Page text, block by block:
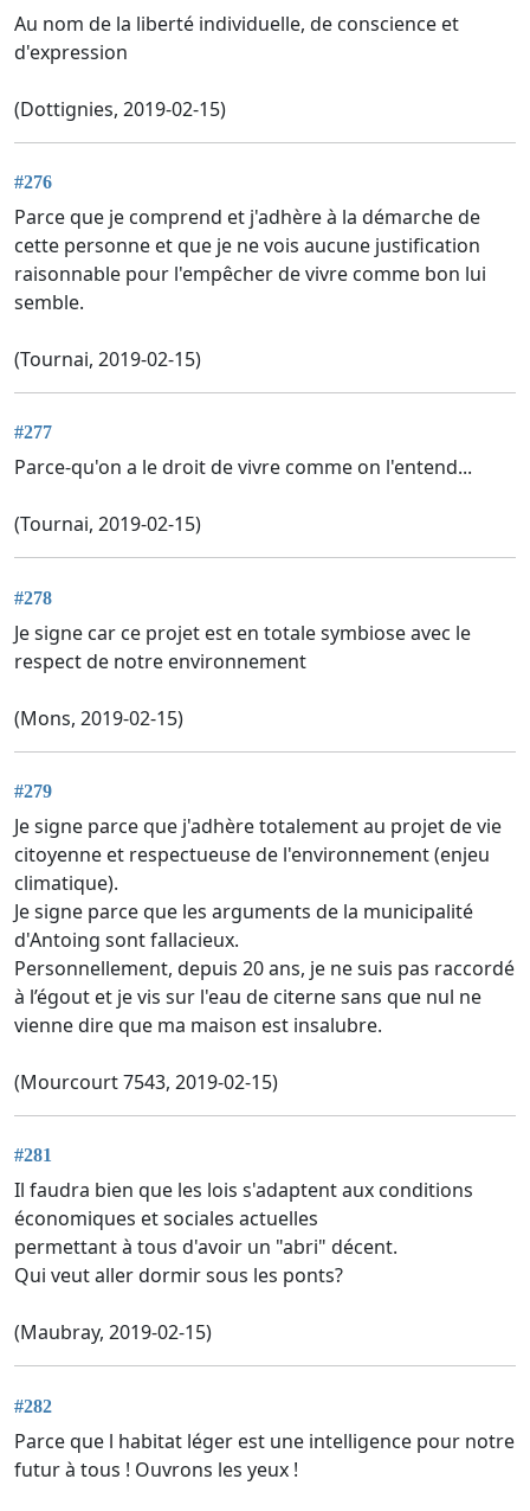
Au nom de la liberté individuelle, de conscience et
d'expression
(Dottignies, 2019-02-15)
#276
Parce que je comprend et j'adhère à la démarche de
cette personne et que je ne vois aucune justification
raisonnable pour l'empêcher de vivre comme bon lui
semble.
(Tournai, 2019-02-15)
#277
Parce-qu'on a le droit de vivre comme on l'entend...
(Tournai, 2019-02-15)
#278
Je signe car ce projet est en totale symbiose avec le
respect de notre environnement
(Mons, 2019-02-15)
#279
Je signe parce que j'adhère totalement au projet de vie
citoyenne et respectueuse de l'environnement (enjeu
climatique).
Je signe parce que les arguments de la municipalité
d'Antoing sont fallacieux.
Personnellement, depuis 20 ans, je ne suis pas raccordé
à l’égout et je vis sur l'eau de citerne sans que nul ne
vienne dire que ma maison est insalubre.
(Mourcourt 7543, 2019-02-15)
#281
Il faudra bien que les lois s'adaptent aux conditions
économiques et sociales actuelles
permettant à tous d'avoir un "abri" décent.
Qui veut aller dormir sous les ponts?
(Maubray, 2019-02-15)
#282
Parce que l habitat léger est une intelligence pour notre
futur à tous ! Ouvrons les yeux !